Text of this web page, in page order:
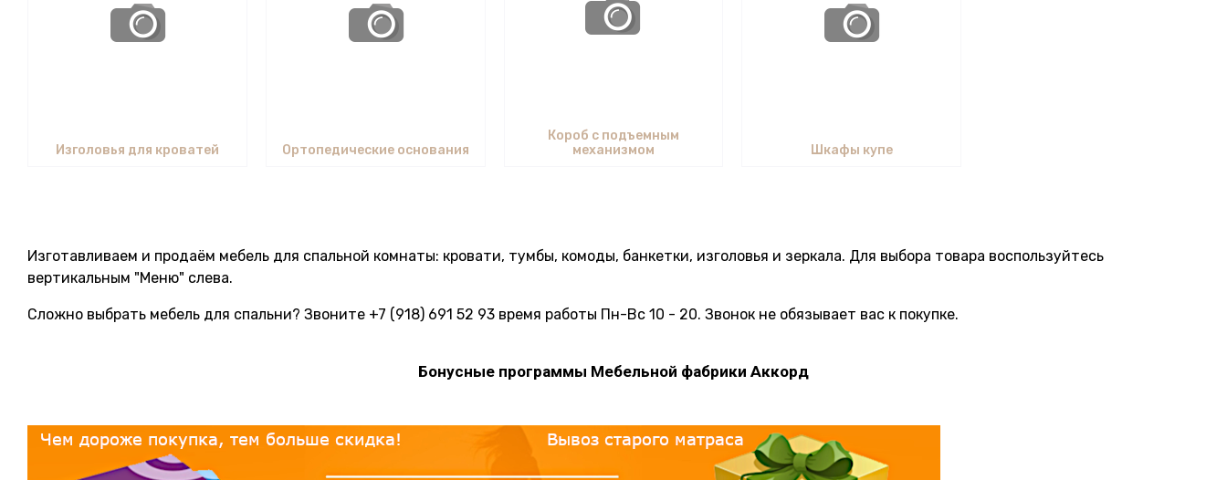
Изголовья для кроватей Ортопедические основания
Короб с подъемным
механизмом
Шкафы купе
Изготавливаем и продаём мебель для спальной комнаты: кровати, тумбы, комоды, банкетки, изголовья и зеркала. Для выбора товара воспользуйтесь
вертикальным "Меню" слева.
Сложно выбрать мебель для спальни? Звоните +7 (918) 691 52 93 время работы Пн-Вс 10 - 20. Звонок не обязывает вас к покупке.
Бонусные программы Мебельной фабрики Аккорд